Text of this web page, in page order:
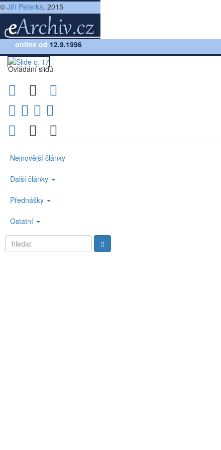
© Jiří Peterka, 2015
online od 12.9.1996
Ovládání slidů
Nejnovější články
Další články
Přednášky
Ostatní
Přednáška:Problém zvaný spamming (Prague Internet World, 1999)